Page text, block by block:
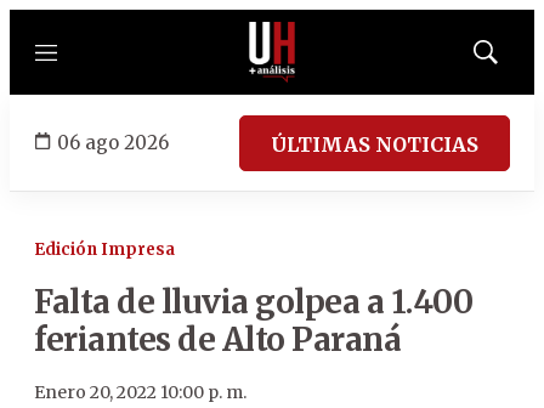
Menú
Mostrar
06 ago 2026 ÚLTIMAS NOTICIAS
Edición Impresa
Falta de lluvia golpea a 1.400
feriantes de Alto Paraná
Enero 20, 2022 10:00 p. m.